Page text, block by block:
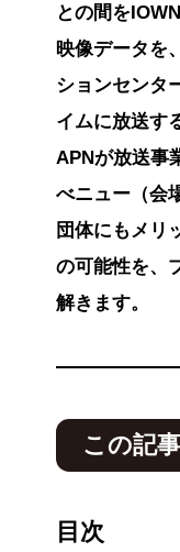
との間を
映像データを
ションセンタ
イムに放送す
APNが放送事
べニュー（会
団体にもメリ
の可能性を、
解きます。
この記
APNを活用
延伝送による
目次